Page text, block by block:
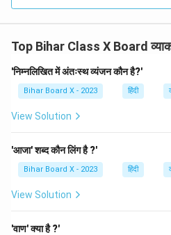
Top Bihar Class X Board
'निम्नलिखित में अंतःस्थ व्यंजन कौन है?'
Bihar Board X - 2023 हिंदी
View Solution
'आजा' शब्द कौन लिंग है ?'
Bihar Board X - 2023 हिंदी
View Solution
'वाण' क्या है ?'